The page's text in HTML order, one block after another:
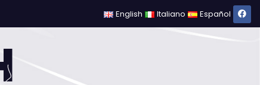
English Italiano Español